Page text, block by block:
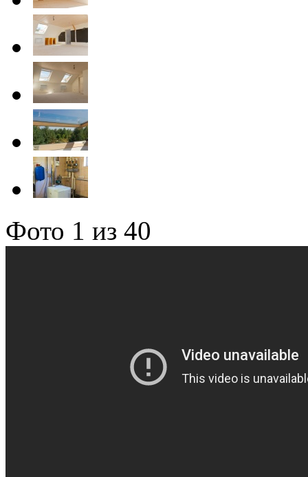
Фото 1 из 40